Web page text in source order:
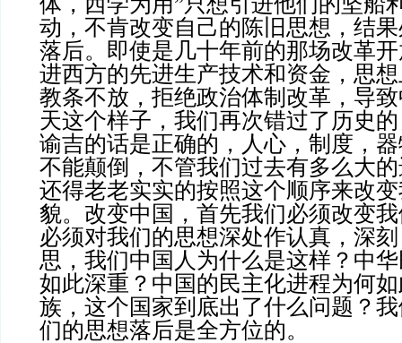
动，不肯改变自己的陈旧思想，结
落后。即使是几十年前的那场改革
进西方的先进生产技术和资金，思
教条不放，拒绝政治体制改革，导
天这个样子，我们再次错过了历史
谕吉的话是正确的，人心，制度，
不能颠倒，不管我们过去有多么大
还得老老实实的按照这个顺序来改
貌。改变中国，首先我们必须改变
必须对我们的思想深处作认真，深
思，我们中国人为什么是这样？中
如此深重？中国的民主化进程为何
族，这个国家到底出了什么问题？
们的思想落后是全方位的。